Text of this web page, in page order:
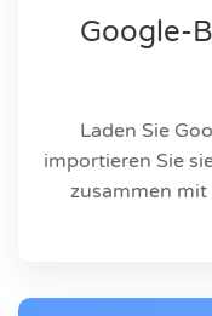
Google-
Laden Sie
importieren Sie
zusammen